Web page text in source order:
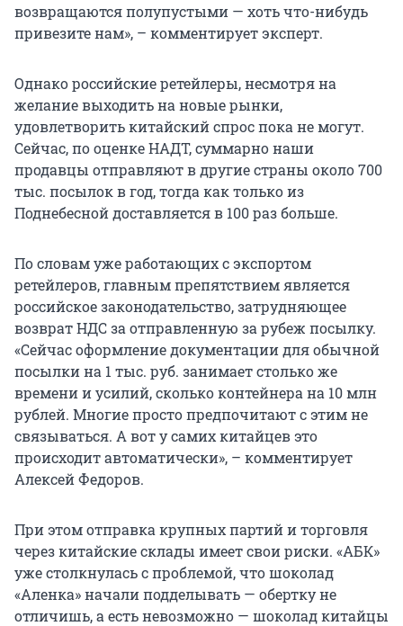
возвращаются полупустыми — хоть что-нибудь
привезите нам», – комментирует эксперт.
Однако российские ретейлеры, несмотря на
желание выходить на новые рынки,
удовлетворить китайский спрос пока не могут.
Сейчас, по оценке НАДТ, суммарно наши
продавцы отправляют в другие страны около 700
тыс. посылок в год, тогда как только из
Поднебесной доставляется в 100 раз больше.
По словам уже работающих с экспортом
ретейлеров, главным препятствием является
российское законодательство, затрудняющее
возврат НДС за отправленную за рубеж посылку.
«Сейчас оформление документации для обычной
посылки на 1 тыс. руб. занимает столько же
времени и усилий, сколько контейнера на 10 млн
рублей. Многие просто предпочитают с этим не
связываться. А вот у самих китайцев это
происходит автоматически», – комментирует
Алексей Федоров.
При этом отправка крупных партий и торговля
через китайские склады имеет свои риски. «АБК»
уже столкнулась с проблемой, что шоколад
«Аленка» начали подделывать — обертку не
отличишь, а есть невозможно — шоколад китайцы